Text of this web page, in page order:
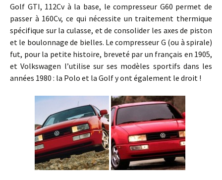
Golf GTI, 112Cv à la base, le compresseur G60 permet de
passer à 160Cv, ce qui nécessite un traitement thermique
spécifique sur la culasse, et de consolider les axes de piston
et le boulonnage de bielles. Le compresseur G (ou à spirale)
fut, pour la petite histoire, breveté par un français en 1905,
et Volkswagen l’utilise sur ses modèles sportifs dans les
années 1980 : la Polo et la Golf y ont également le droit !